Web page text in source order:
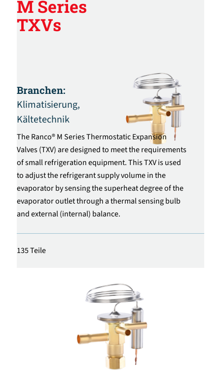
M Series
TXVs
Branchen:
Klimatisierung,
Kältetechnik
The Ranco® M Series Thermostatic Expansion
Valves (TXV) are designed to meet the requirements
of small refrigeration equipment. This TXV is used
to adjust the refrigerant supply volume in the
evaporator by sensing the superheat degree of the
evaporator outlet through a thermal sensing bulb
and external (internal) balance.
135 Teile